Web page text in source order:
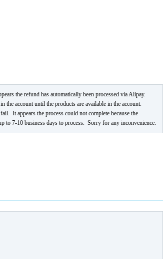
the refund has automatically been processed via Alipay.
account until the products are available in the account.
It appears the process could not complete because the
to 7-10 business days to process. Sorry for any inconvenience.